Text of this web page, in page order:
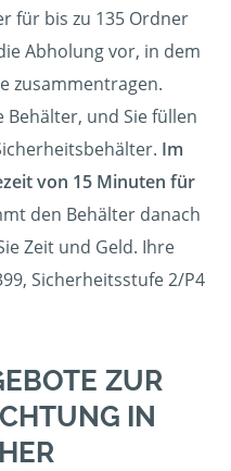
für bis zu 135 Ordner
Abholung vor, in dem
zusammentragen.
und Sie füllen
Im
von 15 Minuten für
den Behälter danach
Zeit und Geld. Ihre
Sicherheitsstufe 2/P4
ZUR
IN